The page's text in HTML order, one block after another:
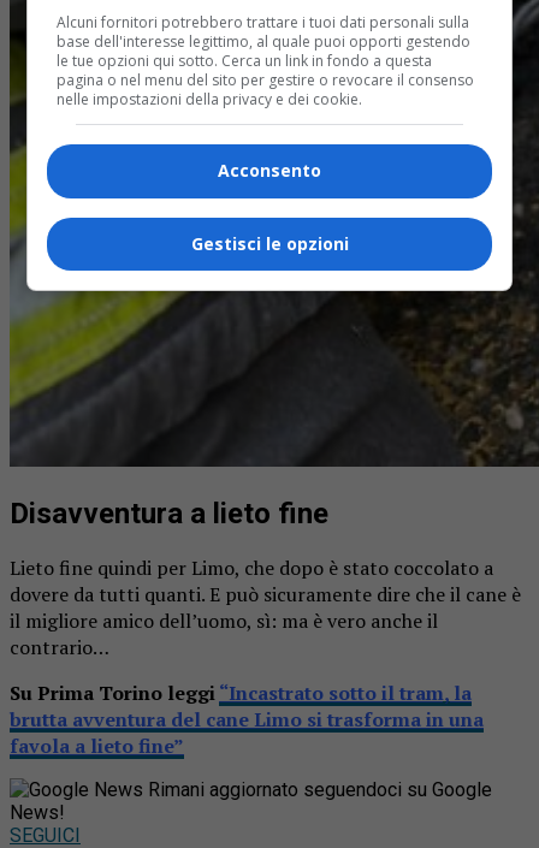
Disavventura a lieto fine
Lieto fine quindi per Limo, che dopo è stato coccolato a
dovere da tutti quanti. E può sicuramente dire che il cane è
il migliore amico dell’uomo, sì: ma è vero anche il
contrario…
Su Prima Torino leggi“Incastrato sotto il tram, la
brutta avventura del cane Limo si trasforma in una
favola a lieto fine”
Rimani aggiornato seguendoci su Google
News!
SEGUICI
Alcuni fornitori potrebbero trattare i tuoi dati personali sulla
base dell'interesse legittimo, al quale puoi opporti gestendo
le tue opzioni qui sotto. Cerca un link in fondo a questa
pagina o nel menu del sito per gestire o revocare il consenso
nelle impostazioni della privacy e dei cookie.
Acconsento
Gestisci le opzioni